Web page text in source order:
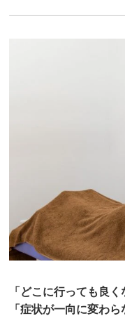
「どこに行っても良く
「症状が一向に変わら